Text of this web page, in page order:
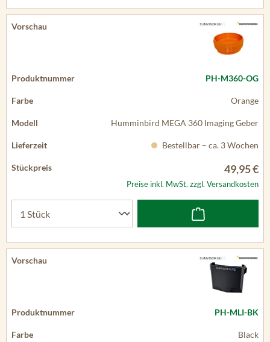
PH-M360-OG
Orange
Humminbird MEGA 360 Imaging Geber
Bestellbar – ca. 3 Wochen
49,95 €
Preise inkl. MwSt. zzgl. Versandkosten
PH-MLI-BK
Black